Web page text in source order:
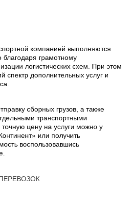
компанией выполняются
благодаря грамотному
логистических схем. При этом
спектр дополнительных услуг и
сборных грузов, а также
транспортными
цену на услуги можно у
или получить
воспользовавшись